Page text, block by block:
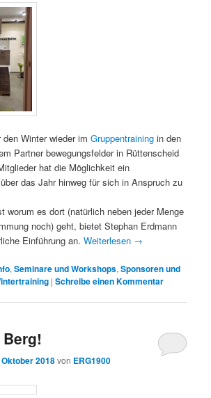
den Winter wieder imGruppentraining in den
Partner bewegungsfelder in Rüttenscheid
hat die Möglichkeit ein
über das Jahr hinweg für sich in Anspruch zu
worum es dort (natürlich neben jeder Menge
noch) geht, bietet Stephan Erdmann
Einführung an.Weiterlesen →
,Seminare und Workshops,Sponsoren und
|Schreibe einen Kommentar
2018von ERG1900